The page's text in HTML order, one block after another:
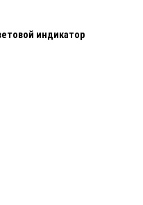
индикатор